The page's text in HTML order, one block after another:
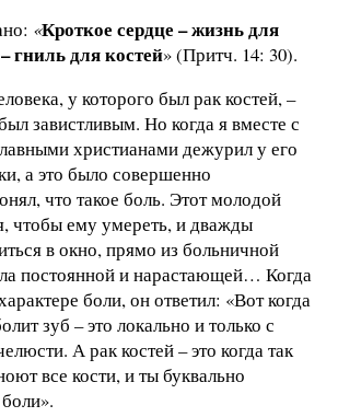
«Кроткое сердце – жизнь для
гниль для костей» (Притч. 14: 30).
у которого был рак костей, –
завистливым. Но когда я вместе с
христианами дежурил у его
а это было совершенно
что такое боль. Этот молодой
чтобы ему умереть, и дважды
в окно, прямо из больничной
постоянной и нарастающей… Когда
боли, он ответил: «Вот когда
зуб – это локально и только с
А рак костей – это когда так
все кости, и ты буквально